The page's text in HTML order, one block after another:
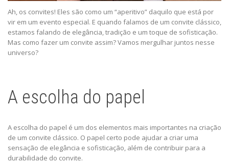
Ah, os convites! Eles são como um “aperitivo” daquilo que está por
vir em um evento especial. E quando falamos de um convite clássico,
estamos falando de elegância, tradição e um toque de sofisticação.
Mas como fazer um convite assim? Vamos mergulhar juntos nesse
universo?
A escolha do papel
A escolha do papel é um dos elementos mais importantes na criação
de um convite clássico. O papel certo pode ajudar a criar uma
sensação de elegância e sofisticação, além de contribuir para a
durabilidade do convite.